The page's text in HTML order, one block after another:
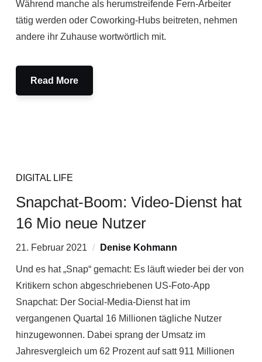
Während manche als herumstreifende Fern-Arbeiter
tätig werden oder Coworking-Hubs beitreten, nehmen
andere ihr Zuhause wortwörtlich mit.
Read More
DIGITAL LIFE
Snapchat-Boom: Video-Dienst hat
16 Mio neue Nutzer
21. Februar 2021 Denise Kohmann
Und es hat „Snap“ gemacht: Es läuft wieder bei der von
Kritikern schon abgeschriebenen US-Foto-App
Snapchat: Der Social-Media-Dienst hat im
vergangenen Quartal 16 Millionen tägliche Nutzer
hinzugewonnen. Dabei sprang der Umsatz im
Jahresvergleich um 62 Prozent auf satt 911 Millionen